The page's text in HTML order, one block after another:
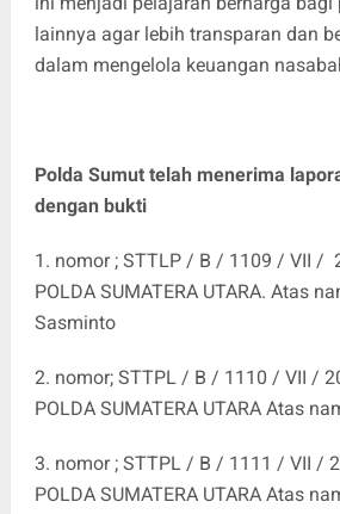
lainnya agar lebih transparan dan
dalam mengelola keuangan
Polda Sumut telah menerima
dengan bukti
1. nomor ; STTLP / B / 1109 / VII /
POLDA SUMATERA UTARA. Atas
Sasminto
2. nomor; STTPL / B / 1110 / VII /
POLDA SUMATERA UTARA Atas
3. nomor ; STTPL / B / 1111 / VII /
POLDA SUMATERA UTARA Atas